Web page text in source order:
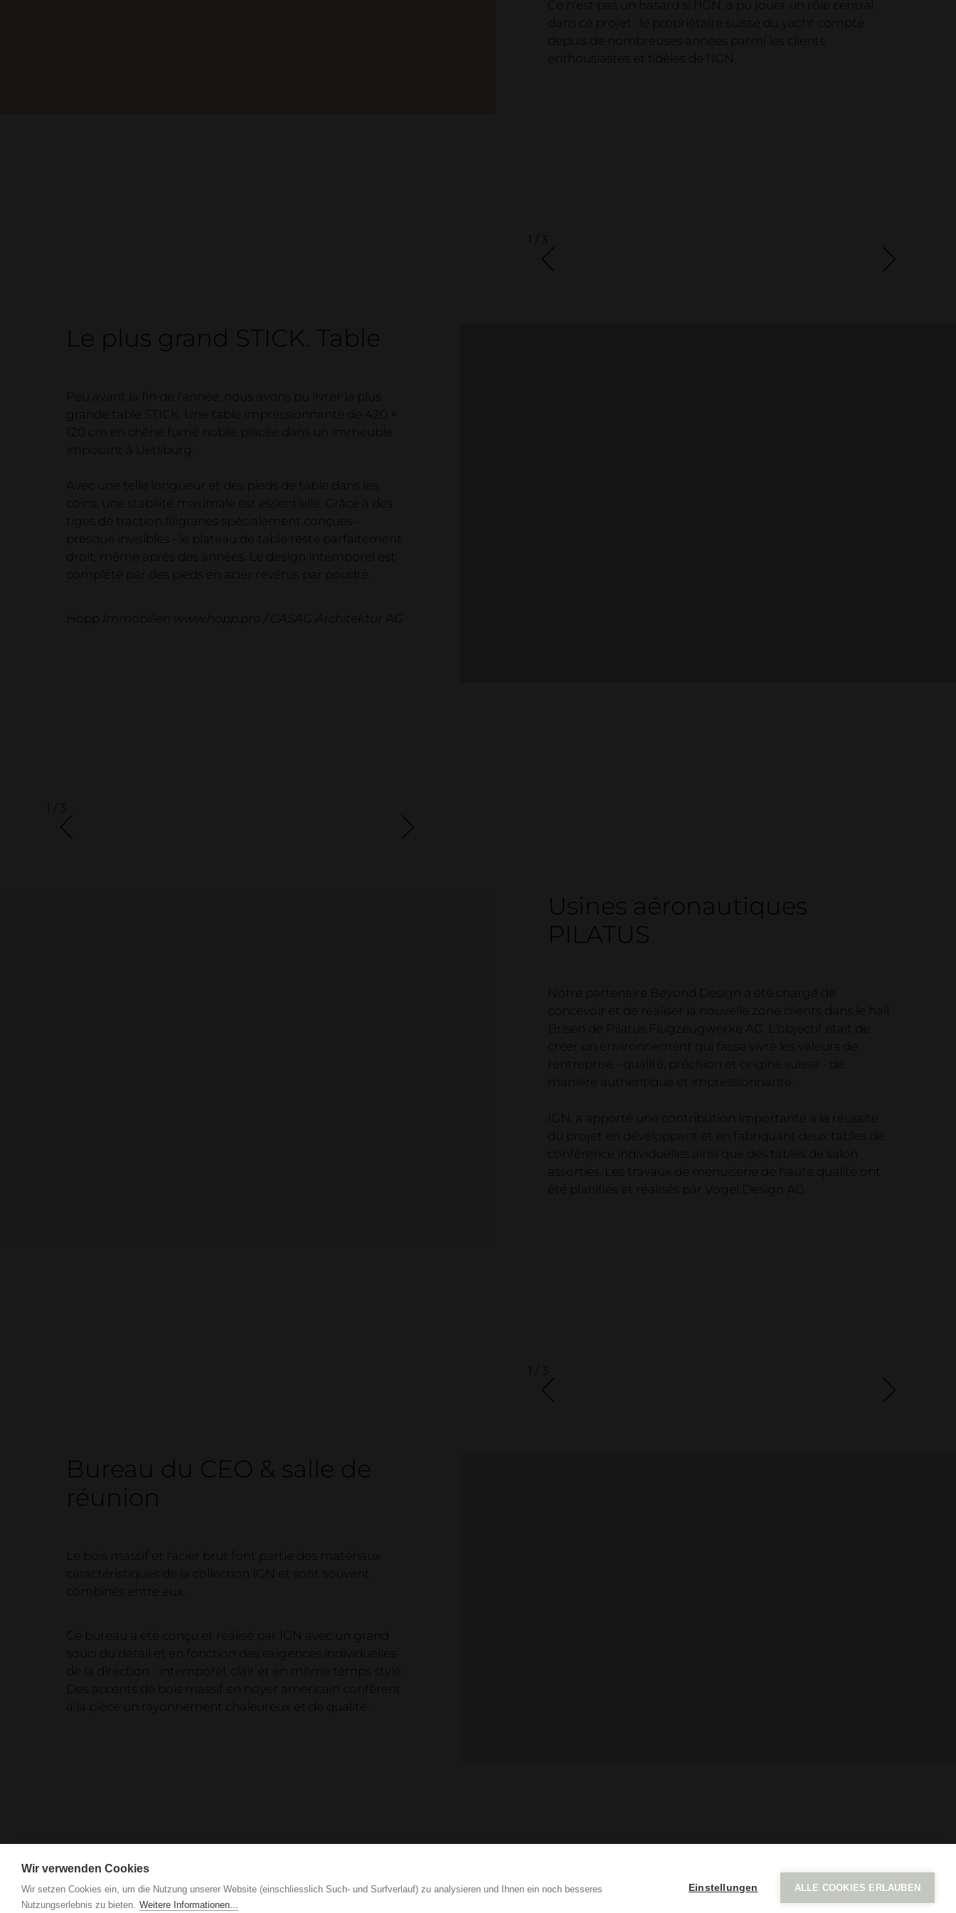
Ce n'est pas un hasard si l'IGN. a pu jouer un rôle central
dans ce projet : le propriétaire suisse du yacht compte
depuis de nombreuses années parmi les clients
enthousiastes et fidèles de l'IGN.
Le plus grand STICK. Table
Peu avant la fin de l'année, nous avons pu livrer la plus
grande table STICK. Une table impressionnante de 420 ×
120 cm en chêne fumé noble, placée dans un immeuble
imposant à Uetliburg.
Avec une telle longueur et des pieds de table dans les
coins, une stabilité maximale est essentielle. Grâce à des
tiges de traction filigranes spécialement conçues -
presque invisibles - le plateau de table reste parfaitement
droit, même après des années. Le design intemporel est
complété par des pieds en acier revêtus par poudre.
Hopp Immobilien www.hopp.pro / CASAG Architektur AG
1 / 3
1 / 3
Usines aéronautiques
PILATUS
Notre partenaire Beyond Design a été chargé de
concevoir et de réaliser la nouvelle zone clients dans le hall
Brisen de Pilatus Flugzeugwerke AG. L'objectif était de
créer un environnement qui fasse vivre les valeurs de
l'entreprise - qualité, précision et origine suisse - de
manière authentique et impressionnante.
IGN. a apporté une contribution importante à la réussite
du projet en développant et en fabriquant deux tables de
conférence individuelles ainsi que des tables de salon
assorties. Les travaux de menuiserie de haute qualité ont
été planifiés et réalisés par Vogel Design AG.
Bureau du CEO & salle de
réunion
Le bois massif et l'acier brut font partie des matériaux
caractéristiques de la collection IGN et sont souvent
combinés entre eux.
Ce bureau a été conçu et réalisé par IGN avec un grand
souci du détail et en fonction des exigences individuelles
de la direction - intemporel, clair et en même temps stylé.
Des accents de bois massif en noyer américain confèrent
à la pièce un rayonnement chaleureux et de qualité.
1 / 3
Wir verwenden Cookies
Wir setzen Cookies ein, um die Nutzung unserer Website (einschliesslich Such- und Surfverlauf) zu analysieren und Ihnen ein noch besseres
Nutzungserlebnis zu bieten. Weitere Informationen...
Einstellungen ALLE COOKIES ERLAUBEN